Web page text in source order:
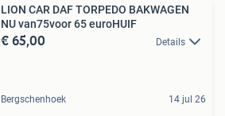
LION CAR DAF TORPEDO BAKWAGEN
NU van75voor 65 euroHUIF
€ 65,00 Details
Bergschenhoek 14 jul 26